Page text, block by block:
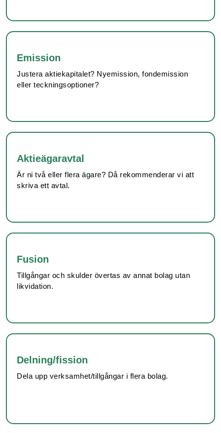
Emission
Justera aktiekapitalet? Nyemission, fondemission
eller teckningsoptioner?
Aktieägaravtal
Är ni två eller flera ägare? Då rekommenderar vi att
skriva ett avtal.
Fusion
Tillgångar och skulder övertas av annat bolag utan
likvidation.
Delning/fission
Dela upp verksamhet/tillgångar i flera bolag.